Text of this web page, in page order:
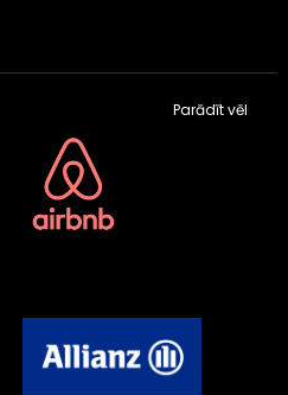
Parādīt vēl